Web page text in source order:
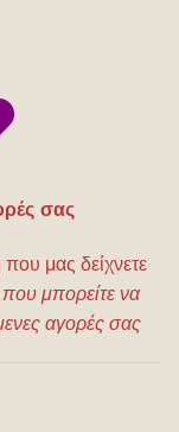
σας
μας δείχνετε
που μπορείτε να
αγορές σας